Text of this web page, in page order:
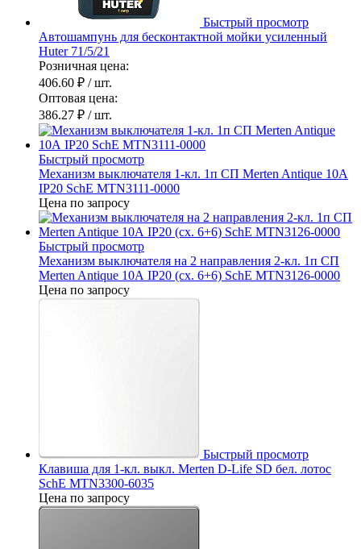
Быстрый просмотр
Автошампунь для бесконтактной мойки усиленный
Huter 71/5/21
Розничная цена:
406.60 ₽ / шт.
Оптовая цена:
386.27 ₽ / шт.
Быстрый просмотр
Механизм выключателя 1-кл. 1п СП Merten Antique 10А
IP20 SchE MTN3111-0000
Цена по запросу
Быстрый просмотр
Механизм выключателя на 2 направления 2-кл. 1п СП
Merten Antique 10А IP20 (сх. 6+6) SchE MTN3126-0000
Цена по запросу
Быстрый просмотр
Клавиша для 1-кл. выкл. Merten D-Life SD бел. лотос
SchE MTN3300-6035
Цена по запросу